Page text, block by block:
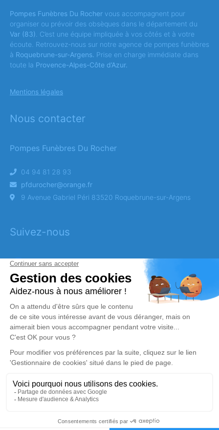
Pompes Funèbres Du Rocher vous accompagnent pour
organiser ou prévoir des obsèques dans le département du
Var (83) . C’est une équipe impliquée à vos côtés et à votre
écoute. Retrouvez-nous sur notre agence de pompes funèbres
à Roquebrune-sur-Argens. Prise en charge immédiate dans
toute la Provence-Alpes-Côte d’Azur.
Mentions légales
Nous contacter
Pompes Funèbres Du Rocher
04 94 81 28 93
pfdurocher@orange.fr
9 Avenue Gabriel Péri 83520 Roquebrune-sur-Argens
Suivez-nous
Obtenez un devis
DEVIS OBSÈQUES
DEVIS PRÉVOYANCE